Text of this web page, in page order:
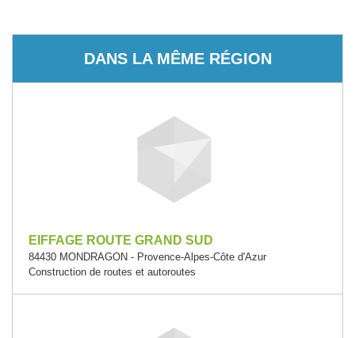
DANS LA MÊME RÉGION
EIFFAGE ROUTE GRAND SUD
84430 MONDRAGON - Provence-Alpes-Côte d'Azur
Construction de routes et autoroutes